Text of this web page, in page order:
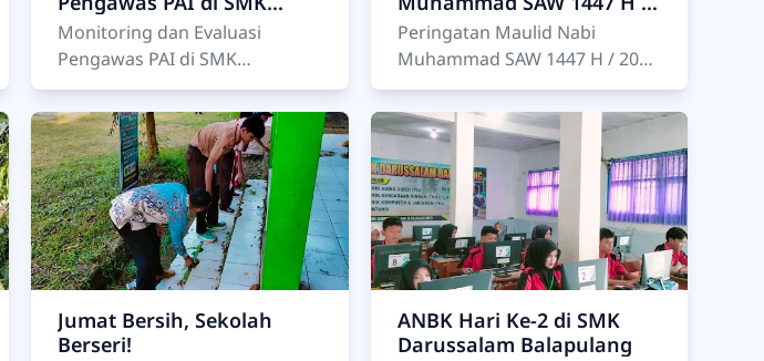
Darussalam Balapulang
Monitoring dan Evaluasi
Pengawas PAI di SMK
Darussalam Balapulang
Balapulang – Hari ini, Jumat
(19/09/2025) , SMK Darussalam
Balapulang…
2025 di SMK Darussalam
Balapulang
Peringatan Maulid Nabi
Muhammad SAW 1447 H / 2025
Dalam rangka memperingati
Maulid Nabi Muhammad SAW
Tahun 1447 H / 2025, SMK
Daru…
Jumat Bersih, Sekolah
Berseri!
ANBK Hari Ke-2 di SMK
Darussalam Balapulang